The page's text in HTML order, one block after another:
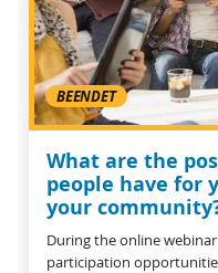
BEENDET
What are the
people have for
your
During the online
participation